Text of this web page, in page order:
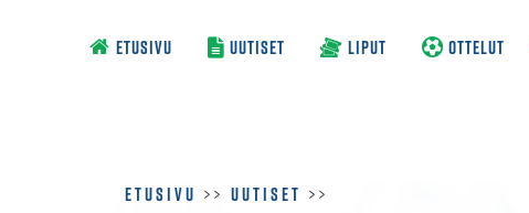
ETUSIVU UUTISET LIPUT OTTELUT
Etusivu >> Uutiset >>